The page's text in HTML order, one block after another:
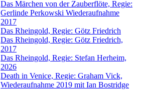
Das Märchen von der Zauberflöte, Regie:
Gerlinde Perkowski Wiederaufnahme
2017
Das Rheingold, Regie: Götz Friedrich
Das Rheingold, Regie: Götz Friedrich,
2017
Das Rheingold, Regie: Stefan Herheim,
2026
Death in Venice, Regie: Graham Vick,
Wiederaufnahme 2019 mit Ian Bostridge